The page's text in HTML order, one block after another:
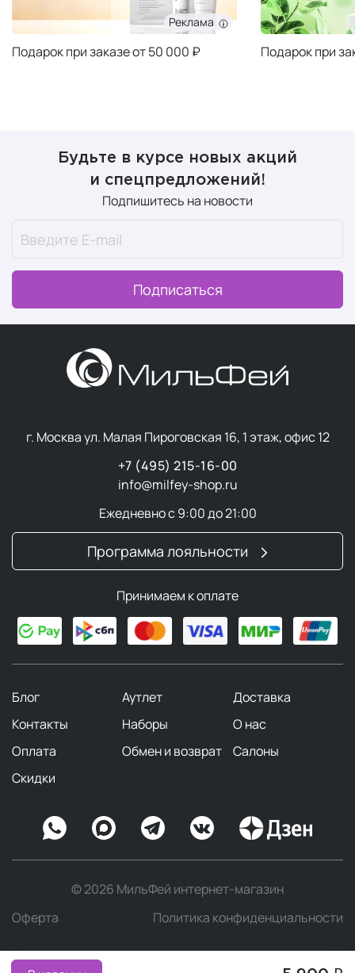
Реклама
Подарок при заказе от 50 000 ₽ Подарок при
Будьте в курсе новых акций
и спецпредложений!
Подпишитесь на новости
Подписаться
г. Москва ул. Малая Пироговская 16, 1 этаж, офис 12
+7 (495) 215-16-00
info@milfey-shop.ru
Ежедневно с 9:00 до 21:00
Программа лояльности
Принимаем к оплате
Блог Аутлет
Доставка
Контакты
Наборы
О нас
Оплата
Обмен и возврат
Салоны
Скидки
© 2026 МильФей интернет-магазин
Оферта
Политика конфиденциальности